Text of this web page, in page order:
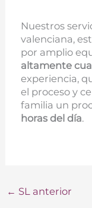
Nuestros
valenciana,
por amplio
altamente
experiencia,
el proceso y
familia un
horas del día.
← SL anterior